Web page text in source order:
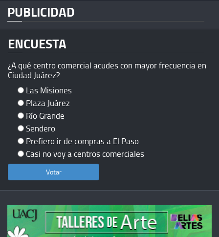
PUBLICIDAD
ENCUESTA
¿A qué centro comercial acudes con mayor frecuencia en
Ciudad Juárez?
Las Misiones
Plaza Juárez
Río Grande
Sendero
Prefiero ir de compras a El Paso
Casi no voy a centros comerciales